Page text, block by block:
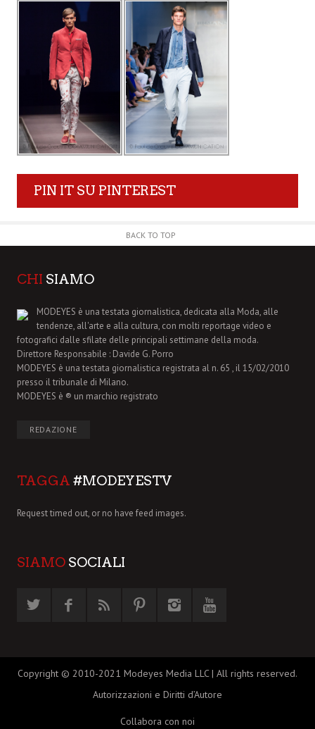
PIN IT SU PINTEREST
BACK TO TOP
CHI SIAMO
MODEYES è una testata giornalistica, dedicata alla Moda, alle
tendenze, all'arte e alla cultura, con molti reportage video e
fotografici dalle sfilate delle principali settimane della moda.
Direttore Responsabile : Davide G. Porro
MODEYES è una testata giornalistica registrata al n. 65 , il 15/02/2010
presso il tribunale di Milano.
MODEYES è ® un marchio registrato
REDAZIONE
TAGGA #MODEYESTV
Request timed out, or no have feed images.
SIAMO SOCIALI
Copyright © 2010-2021 Modeyes Media LLC | All rights reserved.
Autorizzazioni e Diritti d’Autore
Collabora con noi